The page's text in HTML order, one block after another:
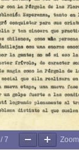
/ 7 Zoom